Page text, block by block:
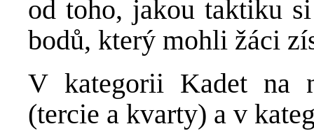
od toho, jakou taktiku
bodů, který mohli žáci
V kategorii Kadet na
(tercie a kvarty) a v